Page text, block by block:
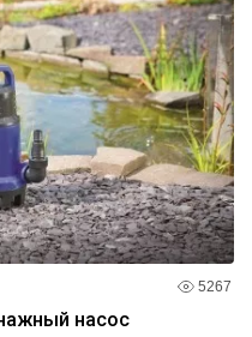
5267
насос